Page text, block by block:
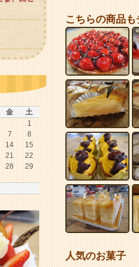
こちらの商品も
人気のお菓子
金 土
1
7
8
14
15
21
22
28
29